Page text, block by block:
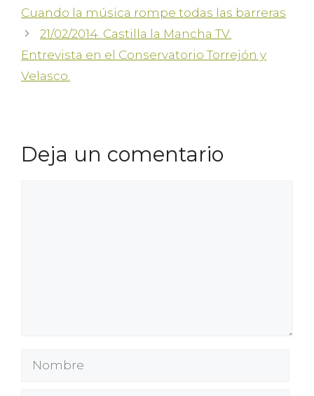
Cuando la música rompe todas las barreras
21/02/2014. Castilla la Mancha TV.
Entrevista en el Conservatorio Torrejón y
Velasco.
Deja un comentario